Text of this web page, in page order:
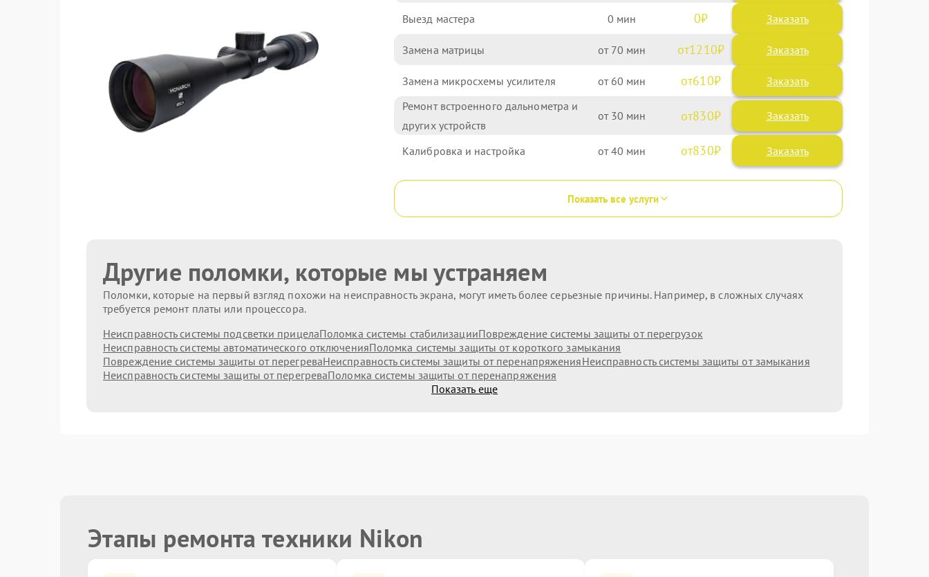
Выезд мастера 0 0 Заказать
Замена матрицы 70 1210
Замена микросхемы усилителя 60 610
Ремонт встроенного дальнометра и
других устройств
30 830
Калибровка и настройка 40 830
Показать все услуги
Другие поломки, которые мы устраняем
Поломки, которые на первый взгляд похожи на неисправность экрана, могут иметь более серьезные причины. Например, в сложных случаях
требуется ремонт платы или процессора.
Неисправность системы подсветки прицелаПоломка системы стабилизацииПовреждение системы защиты от перегрузок
Неисправность системы автоматического отключенияПоломка системы защиты от короткого замыкания
Повреждение системы защиты от перегреваНеисправность системы защиты от перенапряженияНеисправность системы защиты от замыкания
Неисправность системы защиты от перегреваПоломка системы защиты от перенапряжения
Показать еще
Этапы ремонта техники Nikon